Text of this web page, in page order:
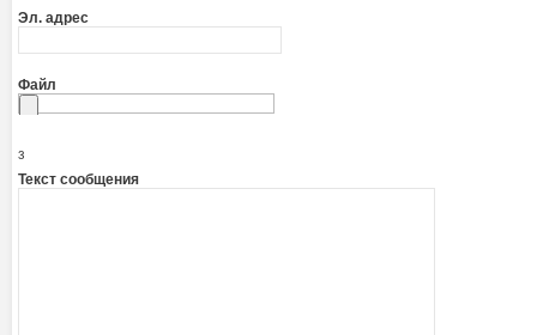
Эл. адрес
Файл
з
Текст сообщения